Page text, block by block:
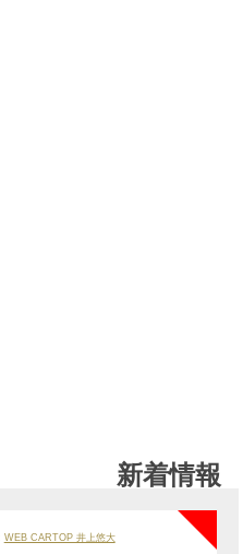
新着情報
WEB CARTOP 井上悠大
NEW